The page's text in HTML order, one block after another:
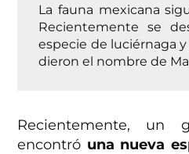
La fauna mexicana
Recientemente se
especie de luciérnaga
dieron el nombre de
Recientemente, un
encontró una nueva